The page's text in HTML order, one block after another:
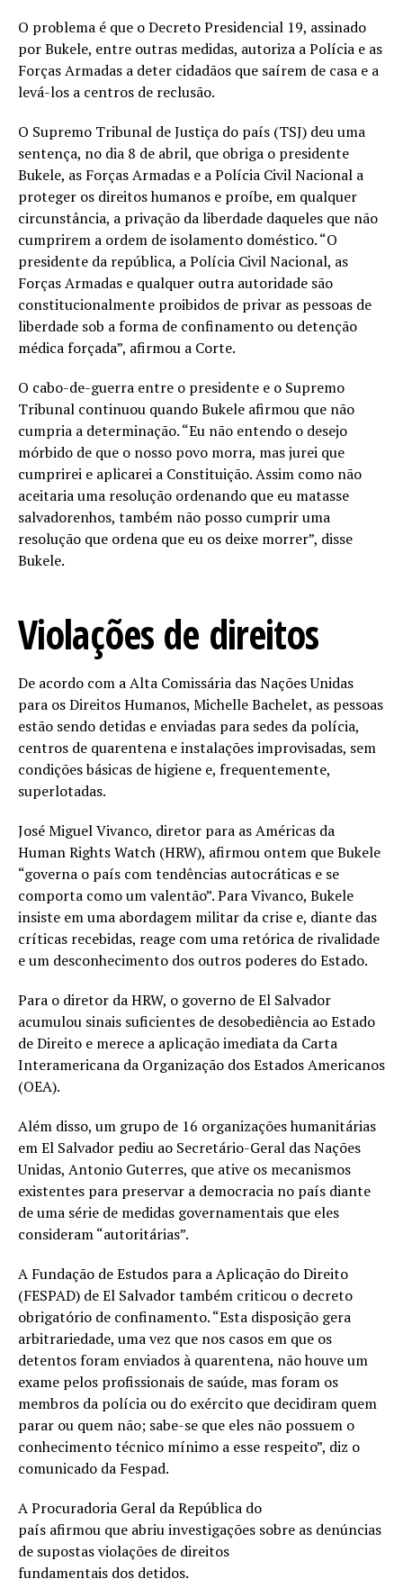
O problema é que o Decreto Presidencial 19, assinado
por Bukele, entre outras medidas, autoriza a Polícia e as
Forças Armadas a deter cidadãos que saírem de casa e a
levá-los a centros de reclusão.
O Supremo Tribunal de Justiça do país (TSJ) deu uma
sentença, no dia 8 de abril, que obriga o presidente
Bukele, as Forças Armadas e a Polícia Civil Nacional a
proteger os direitos humanos e proíbe, em qualquer
circunstância, a privação da liberdade daqueles que não
cumprirem a ordem de isolamento doméstico. “O
presidente da república, a Polícia Civil Nacional, as
Forças Armadas e qualquer outra autoridade são
constitucionalmente proibidos de privar as pessoas de
liberdade sob a forma de confinamento ou detenção
médica forçada”, afirmou a Corte.
O cabo-de-guerra entre o presidente e o Supremo
Tribunal continuou quando Bukele afirmou que não
cumpria a determinação. “Eu não entendo o desejo
mórbido de que o nosso povo morra, mas jurei que
cumprirei e aplicarei a Constituição. Assim como não
aceitaria uma resolução ordenando que eu matasse
salvadorenhos, também não posso cumprir uma
resolução que ordena que eu os deixe morrer”, disse
Bukele.
Violações de direitos
De acordo com a Alta Comissária das Nações Unidas
para os Direitos Humanos, Michelle Bachelet, as pessoas
estão sendo detidas e enviadas para sedes da polícia,
centros de quarentena e instalações improvisadas, sem
condições básicas de higiene e, frequentemente,
superlotadas.
José Miguel Vivanco, diretor para as Américas da
Human Rights Watch (HRW), afirmou ontem que Bukele
“governa o país com tendências autocráticas e se
comporta como um valentão”. Para Vivanco, Bukele
insiste em uma abordagem militar da crise e, diante das
críticas recebidas, reage com uma retórica de rivalidade
e um desconhecimento dos outros poderes do Estado.
Para o diretor da HRW, o governo de El Salvador
acumulou sinais suficientes de desobediência ao Estado
de Direito e merece a aplicação imediata da Carta
Interamericana da Organização dos Estados Americanos
(OEA).
Além disso, um grupo de 16 organizações humanitárias
em El Salvador pediu ao Secretário-Geral das Nações
Unidas, Antonio Guterres, que ative os mecanismos
existentes para preservar a democracia no país diante
de uma série de medidas governamentais que eles
consideram “autoritárias”.
A Fundação de Estudos para a Aplicação do Direito
(FESPAD) de El Salvador também criticou o decreto
obrigatório de confinamento. “Esta disposição gera
arbitrariedade, uma vez que nos casos em que os
detentos foram enviados à quarentena, não houve um
exame pelos profissionais de saúde, mas foram os
membros da polícia ou do exército que decidiram quem
parar ou quem não; sabe-se que eles não possuem o
conhecimento técnico mínimo a esse respeito”, diz o
comunicado da Fespad.
A Procuradoria Geral da República do
país afirmou que abriu investigações sobre as denúncias
de supostas violações de direitos
fundamentais dos detidos.